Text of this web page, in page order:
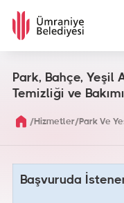
Park, Bahçe, Yeşil
Temizliği ve
/Hizmetler/Park Ve
Başvuruda